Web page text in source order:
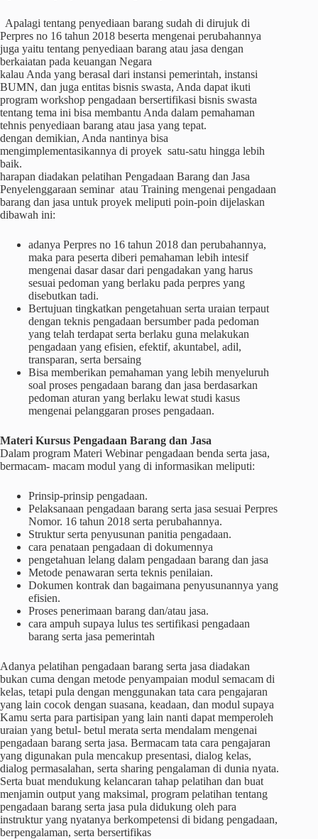
Apalagi tentang penyediaan barang sudah di dirujuk di
Perpres no 16 tahun 2018 beserta mengenai perubahannya
juga yaitu tentang penyediaan barang atau jasa dengan
berkaiatan pada keuangan Negara
kalau Anda yang berasal dari instansi pemerintah, instansi
BUMN, dan juga entitas bisnis swasta, Anda dapat ikuti
program workshop pengadaan bersertifikasi bisnis swasta
tentang tema ini bisa membantu Anda dalam pemahaman
tehnis penyediaan barang atau jasa yang tepat.
dengan demikian, Anda nantinya bisa
mengimplementasikannya di proyek satu-satu hingga lebih
baik.
harapan diadakan pelatihan Pengadaan Barang dan Jasa
Penyelenggaraan seminar atau Training mengenai pengadaan
barang dan jasa untuk proyek meliputi poin-poin dijelaskan
dibawah ini:
adanya Perpres no 16 tahun 2018 dan perubahannya,
maka para peserta diberi pemahaman lebih intesif
mengenai dasar dasar dari pengadakan yang harus
sesuai pedoman yang berlaku pada perpres yang
disebutkan tadi.
Bertujuan tingkatkan pengetahuan serta uraian terpaut
dengan teknis pengadaan bersumber pada pedoman
yang telah terdapat serta berlaku guna melakukan
pengadaan yang efisien, efektif, akuntabel, adil,
transparan, serta bersaing
Bisa memberikan pemahaman yang lebih menyeluruh
soal proses pengadaan barang dan jasa berdasarkan
pedoman aturan yang berlaku lewat studi kasus
mengenai pelanggaran proses pengadaan.
Materi Kursus Pengadaan Barang dan Jasa
Dalam program Materi Webinar pengadaan benda serta jasa,
bermacam- macam modul yang di informasikan meliputi:
Prinsip-prinsip pengadaan.
Pelaksanaan pengadaan barang serta jasa sesuai Perpres
Nomor. 16 tahun 2018 serta perubahannya.
Struktur serta penyusunan panitia pengadaan.
cara penataan pengadaan di dokumennya
pengetahuan lelang dalam pengadaan barang dan jasa
Metode penawaran serta teknis penilaian.
Dokumen kontrak dan bagaimana penyusunannya yang
efisien.
Proses penerimaan barang dan/atau jasa.
cara ampuh supaya lulus tes sertifikasi pengadaan
barang serta jasa pemerintah
Adanya pelatihan pengadaan barang serta jasa diadakan
bukan cuma dengan metode penyampaian modul semacam di
kelas, tetapi pula dengan menggunakan tata cara pengajaran
yang lain cocok dengan suasana, keadaan, dan modul supaya
Kamu serta para partisipan yang lain nanti dapat memperoleh
uraian yang betul- betul merata serta mendalam mengenai
pengadaan barang serta jasa. Bermacam tata cara pengajaran
yang digunakan pula mencakup presentasi, dialog kelas,
dialog permasalahan, serta sharing pengalaman di dunia nyata.
Serta buat mendukung kelancaran tahap pelatihan dan buat
menjamin output yang maksimal, program pelatihan tentang
pengadaan barang serta jasa pula didukung oleh para
instruktur yang nyatanya berkompetensi di bidang pengadaan,
berpengalaman, serta bersertifikas